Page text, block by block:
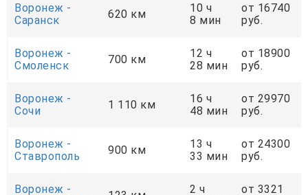
Воронеж -
Саранск
620 км
10 ч
8 мин
от 16740
руб.
Воронеж -
Смоленск
700 км
12 ч
28 мин
от 18900
руб.
Воронеж -
Сочи
1 110 км
16 ч
48 мин
от 29970
руб.
Воронеж -
Ставрополь
900 км
13 ч
33 мин
от 24300
руб.
Воронеж -
2 ч
от 3321